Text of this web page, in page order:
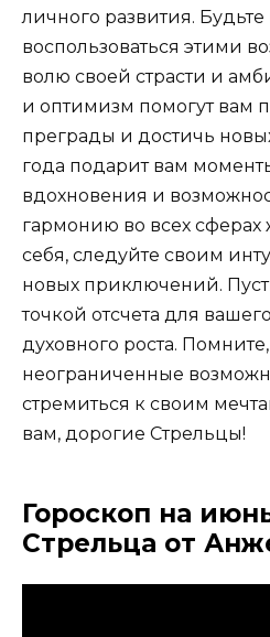
личного развития. Будьте
воспользоваться этими
волю своей страсти и
и оптимизм помогут вам
преграды и достичь
года подарит вам
вдохновения и
гармонию во всех сферах
себя, следуйте своим
новых приключений.
точкой отсчета для
духовного роста.
неограниченные
стремиться к своим
вам, дорогие Стрельцы!
Гороскоп на
Стрельца от